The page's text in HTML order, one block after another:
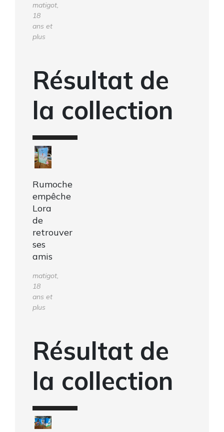
matigot,
18
ans et
plus
Résultat de
la collection
Rumoche
empêche
Lora
de
retrouver
ses
amis
matigot,
18
ans et
plus
Résultat de
la collection